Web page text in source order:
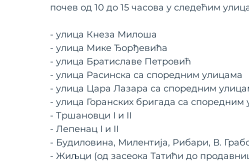
почев од 10 до 15 часова у следећим
- улица Кнеза Милоша
- улица Мике Ђорђевића
- улица Братиславе Петровић
- улица Расинска са споредним улицама
- улица Цара Лазара са споредним
- улица Горанских бригада са споредним
- Тршановци I и II
- Лепенац I и II
- Будиловина, Милентија, Рибари, В.
- Жиљци (од засеока Татићи до